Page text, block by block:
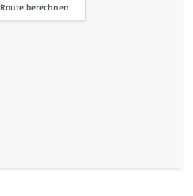
Route berechnen